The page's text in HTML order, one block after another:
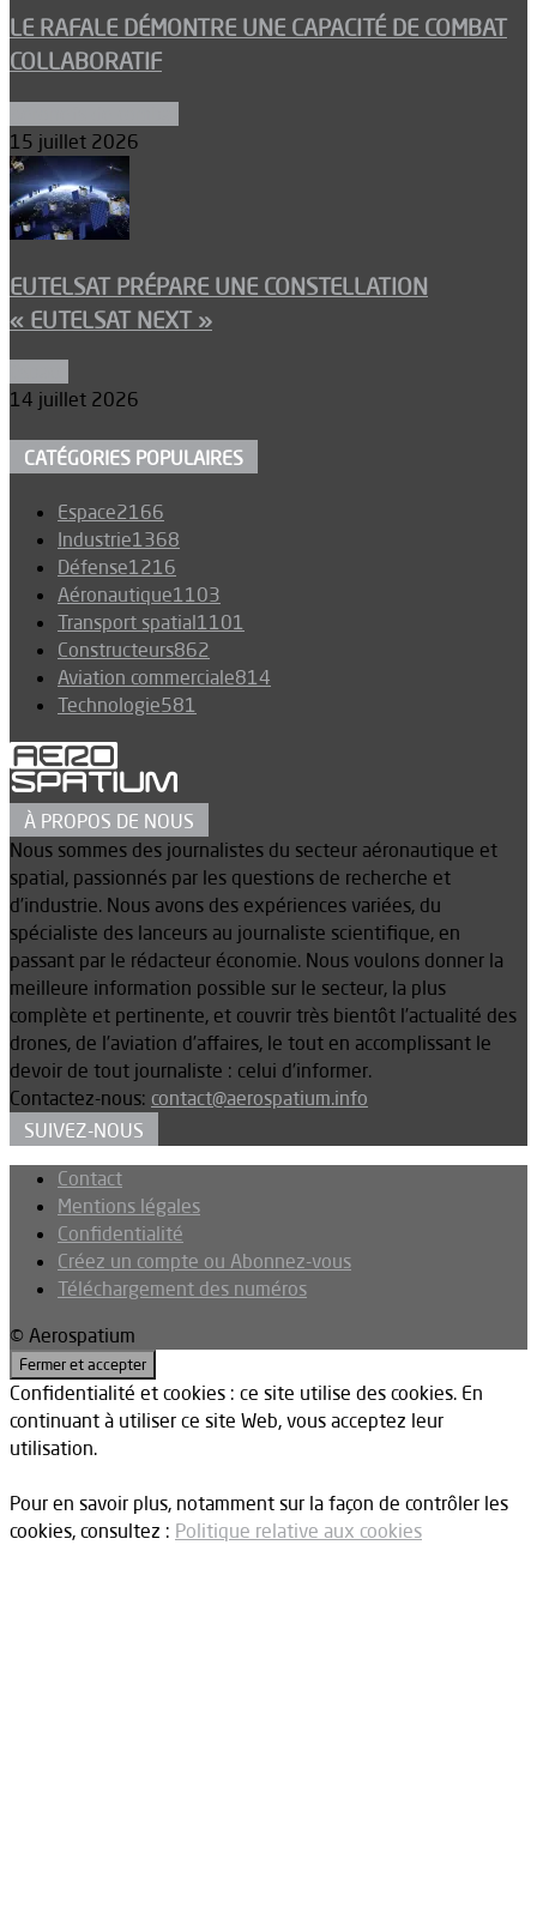
LE RAFALE DÉMONTRE UNE CAPACITÉ DE COMBAT
COLLABORATIF
15 juillet 2026
EUTELSAT PRÉPARE UNE CONSTELLATION
« EUTELSAT NEXT »
14 juillet 2026
CATÉGORIES POPULAIRES
Espace2166
Industrie1368
Défense1216
Aéronautique1103
Transport spatial1101
Constructeurs862
Aviation commerciale814
Technologie581
À PROPOS DE NOUS
Nous sommes des journalistes du secteur aéronautique et
spatial, passionnés par les questions de recherche et
d’industrie. Nous avons des expériences variées, du
spécialiste des lanceurs au journaliste scientifique, en
passant par le rédacteur économie. Nous voulons donner la
meilleure information possible sur le secteur, la plus
complète et pertinente, et couvrir très bientôt l’actualité des
drones, de l’aviation d’affaires, le tout en accomplissant le
devoir de tout journaliste : celui d’informer.
Contactez-nous: contact@aerospatium.info
SUIVEZ-NOUS
Contact
Mentions légales
Confidentialité
Créez un compte ou Abonnez-vous
Téléchargement des numéros
© Aerospatium
Confidentialité et cookies : ce site utilise des cookies. En
continuant à utiliser ce site Web, vous acceptez leur
utilisation.
Pour en savoir plus, notamment sur la façon de contrôler les
cookies, consultez : Politique relative aux cookies